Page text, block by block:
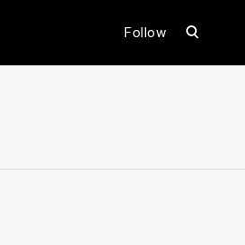
Follow
open
form